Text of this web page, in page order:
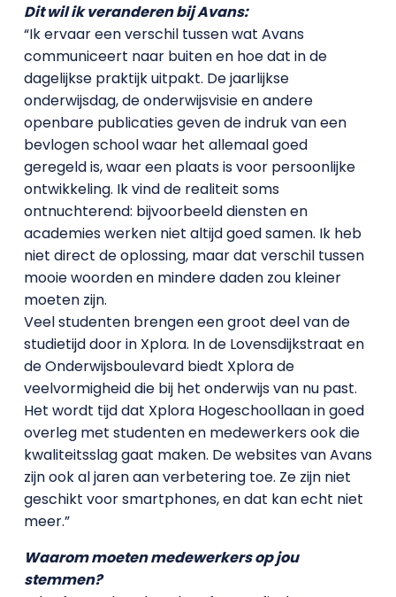
Dit wil ik veranderen bij Avans:
“Ik ervaar een verschil tussen wat Avans
communiceert naar buiten en hoe dat in de
dagelijkse praktijk uitpakt. De jaarlijkse
onderwijsdag, de onderwijsvisie en andere
openbare publicaties geven de indruk van een
bevlogen school waar het allemaal goed
geregeld is, waar een plaats is voor persoonlijke
ontwikkeling. Ik vind de realiteit soms
ontnuchterend: bijvoorbeeld diensten en
academies werken niet altijd goed samen. Ik heb
niet direct de oplossing, maar dat verschil tussen
mooie woorden en mindere daden zou kleiner
moeten zijn.
Veel studenten brengen een groot deel van de
studietijd door in Xplora. In de Lovensdijkstraat en
de Onderwijsboulevard biedt Xplora de
veelvormigheid die bij het onderwijs van nu past.
Het wordt tijd dat Xplora Hogeschoollaan in goed
overleg met studenten en medewerkers ook die
kwaliteitsslag gaat maken. De websites van Avans
zijn ook al jaren aan verbetering toe. Ze zijn niet
geschikt voor smartphones, en dat kan echt niet
meer.”
Waarom moeten medewerkers op jou
stemmen?